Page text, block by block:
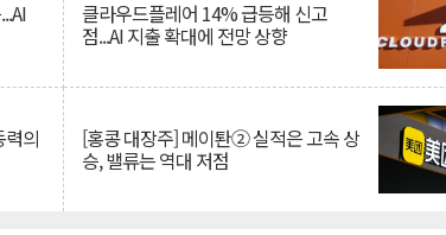
클라우드플레어 14% 급등해 신고
점...AI 지출 확대에 전망 상향
의 [홍콩 대장주] 메이퇀② 실적은 고속 상
승, 밸류는 역대 저점